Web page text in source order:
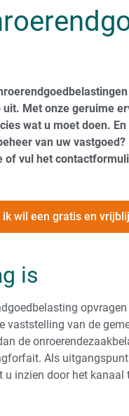
Met onze geruime
wat u moet doen.
van uw
of vul het
ik wil een gratis en
is
vaststelling van de
de
Als
u inzien door het